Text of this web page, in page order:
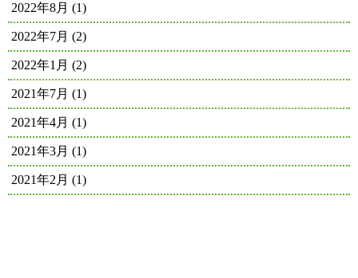
2022年8月 (1)
2022年7月 (2)
2022年1月 (2)
2021年7月 (1)
2021年4月 (1)
2021年3月 (1)
2021年2月 (1)